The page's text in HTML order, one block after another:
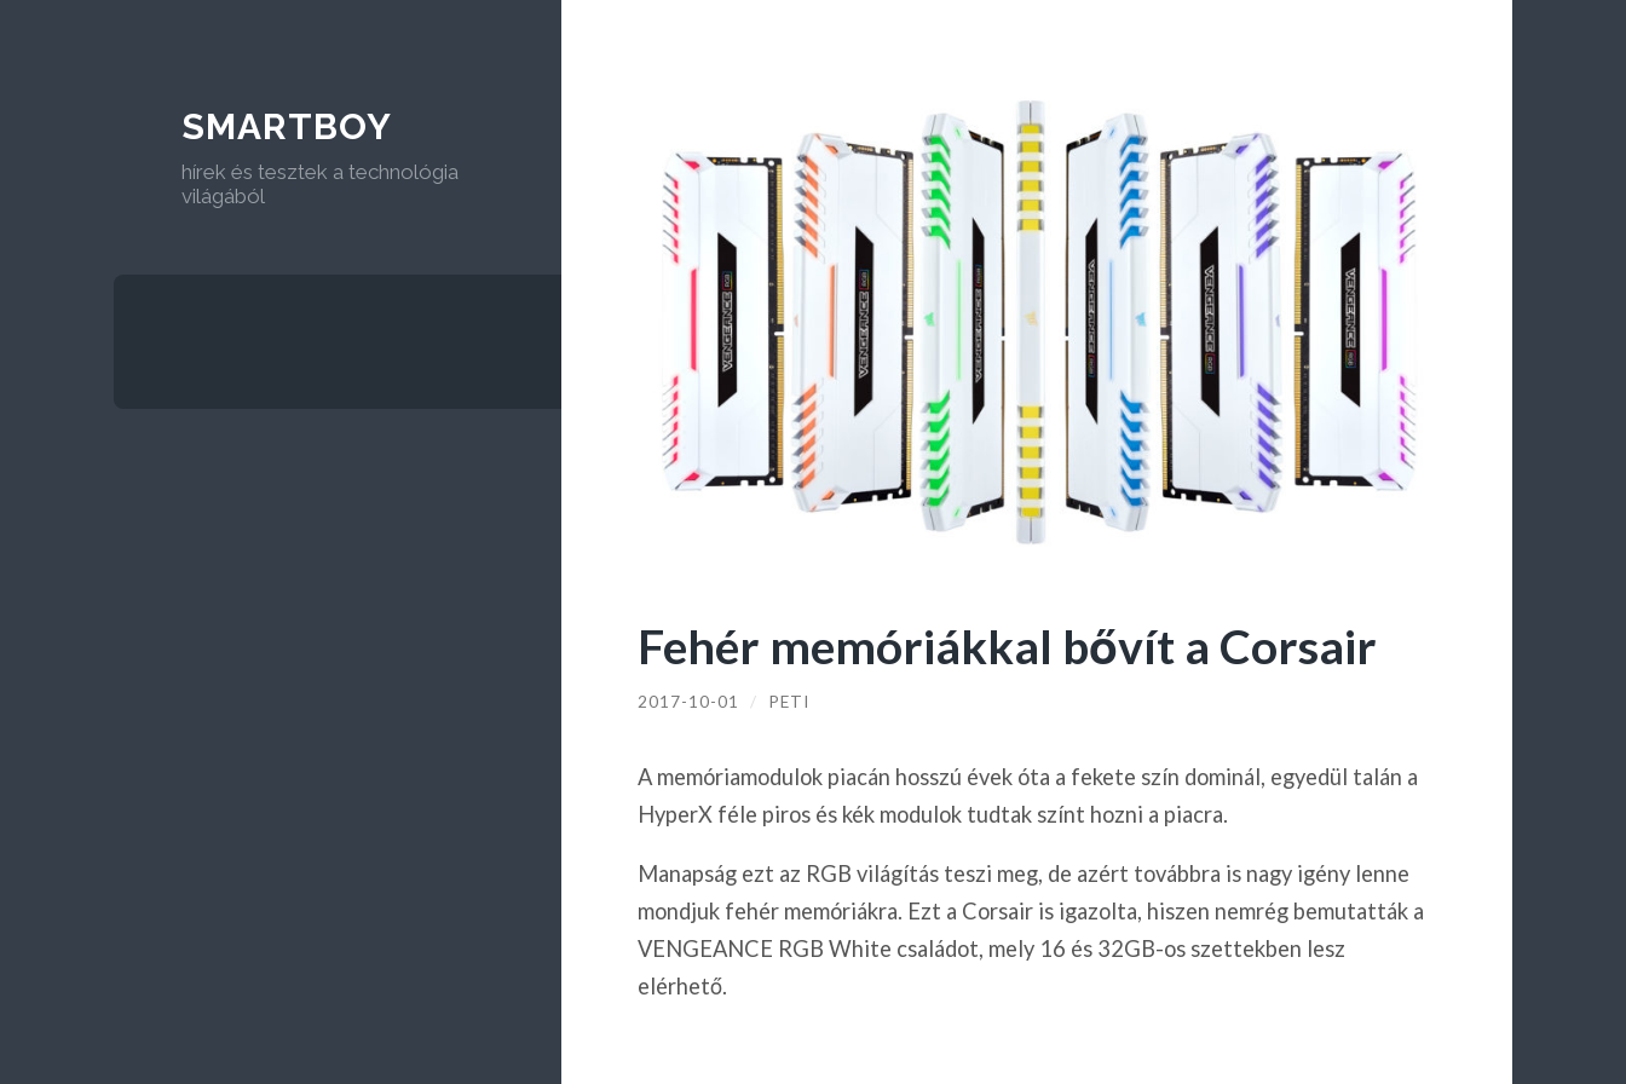
SMARTBOY
hírek és tesztek a technológia
világából
Fehér memóriákkal bővít a Corsair
2017-10-01 / PETI
A memóriamodulok piacán hosszú évek óta a fekete szín dominál, egyedül talán a
HyperX féle piros és kék modulok tudtak színt hozni a piacra.
Manapság ezt az RGB világítás teszi meg, de azért továbbra is nagy igény lenne
mondjuk fehér memóriákra. Ezt a Corsair is igazolta, hiszen nemrég bemutatták a
VENGEANCE RGB White családot, mely 16 és 32GB-os szettekben lesz
elérhető.